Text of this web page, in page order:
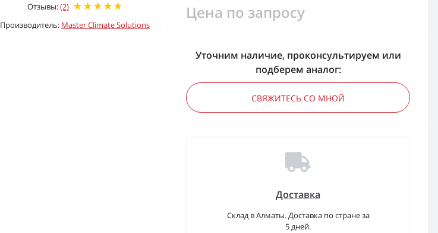
Отзывы:(2)
Производитель: Master Climate Solutions
Цена по запросу
Уточним наличие, проконсультируем или
подберем аналог:
СВЯЖИТЕСЬ СО МНОЙ
Доставка
Склад в Алматы. Доставка по стране за
5 дней.